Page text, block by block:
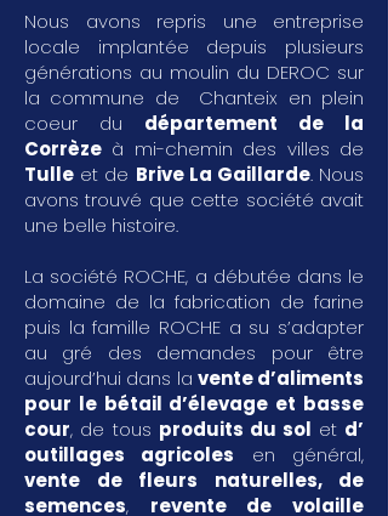
Nous avons repris une entreprise
locale implantée depuis plusieurs
générations au moulin du DEROC sur
la commune de Chanteix en plein
coeur du département de la
Corrèze à mi-chemin des villes de
Tulle et de Brive La Gaillarde. Nous
avons trouvé que cette société avait
une belle histoire.
La société ROCHE, a débutée dans le
domaine de la fabrication de farine
puis la famille ROCHE a su s’adapter
au gré des demandes pour être
aujourd’hui dans la vente d’aliments
pour le bétail d’élevage et basse
cour, de tous produits du sol et d’
outillages agricoles en général,
vente de fleurs naturelles, de
semences, revente de volaille